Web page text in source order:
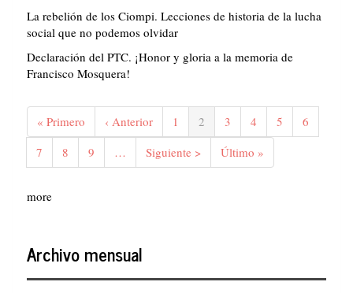
La rebelión de los Ciompi. Lecciones de historia de la lucha
social que no podemos olvidar
Declaración del PTC. ¡Honor y gloria a la memoria de
Francisco Mosquera!
Paginación
Primera
página
« Primero
Página
anterior
‹ Anterior Página
1
Página
actual
2 Página
3 Página
4 Página
5 Página
6
Página
7 Página
8 Página
9 …
Siguiente
página
Siguiente >
Última
página
Último »
more
Archivo mensual